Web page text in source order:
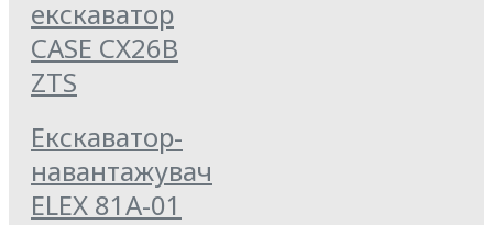
екскаватор
CASE CX26B
ZTS
Екскаватор-
навантажувач
ELEX 81А-01